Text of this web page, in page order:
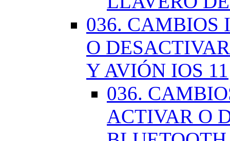
036. CAMBIOS
O
Y AVIÓN IOS 11
036.
ACTIVAR O